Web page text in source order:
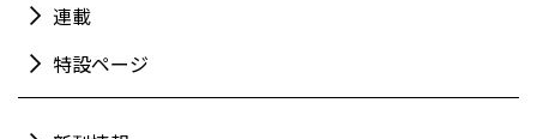
連載
特設ページ